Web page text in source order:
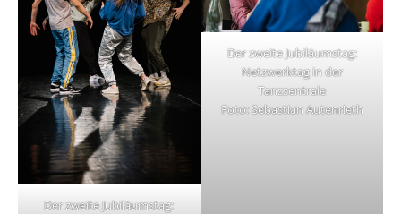
Der zweite Jubiläumstag:
Der zweite Jubiläumstag:
Netzwerktag in der
Tanzzentrale
Foto: Sebastian Autenrieth